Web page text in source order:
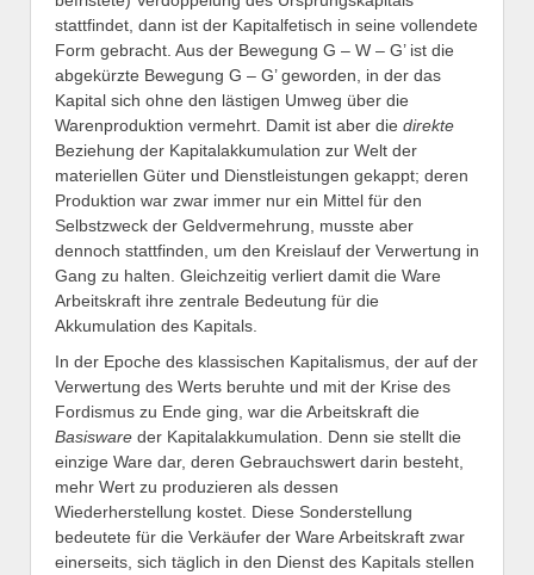
stattfindet, dann ist der Kapitalfetisch in seine vollendete
Form gebracht. Aus der Bewegung G – W – G’ ist die
abgekürzte Bewegung G – G’ geworden, in der das
Kapital sich ohne den lästigen Umweg über die
Warenproduktion vermehrt. Damit ist aber die direkte
Beziehung der Kapitalakkumulation zur Welt der
materiellen Güter und Dienstleistungen gekappt; deren
Produktion war zwar immer nur ein Mittel für den
Selbstzweck der Geldvermehrung, musste aber
dennoch stattfinden, um den Kreislauf der Verwertung in
Gang zu halten. Gleichzeitig verliert damit die Ware
Arbeitskraft ihre zentrale Bedeutung für die
Akkumulation des Kapitals.
In der Epoche des klassischen Kapitalismus, der auf der
Verwertung des Werts beruhte und mit der Krise des
Fordismus zu Ende ging, war die Arbeitskraft die
Basisware der Kapitalakkumulation. Denn sie stellt die
einzige Ware dar, deren Gebrauchswert darin besteht,
mehr Wert zu produzieren als dessen
Wiederherstellung kostet. Diese Sonderstellung
bedeutete für die Verkäufer der Ware Arbeitskraft zwar
einerseits, sich täglich in den Dienst des Kapitals stellen